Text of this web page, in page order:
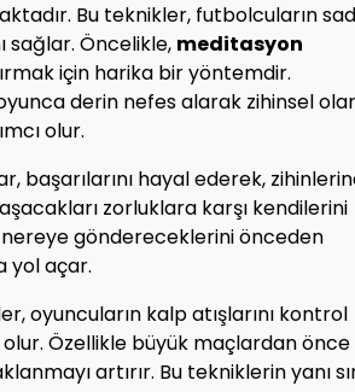
Bu teknikler, futbolcuların
sağlar. Öncelikle, meditasyon
için harika bir yöntemdir.
derin nefes alarak zihinsel
olur.
başarılarını hayal ederek,
zorluklara karşı kendilerini
nereye göndereceklerini önceden
yol açar.
oyuncuların kalp atışlarını kontrol
Özellikle büyük maçlardan önce
artırır. Bu tekniklerin yanı